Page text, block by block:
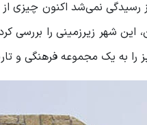
رسیدگی نمی‌شد اکنون
را به یک مجموعه فرهنگی و